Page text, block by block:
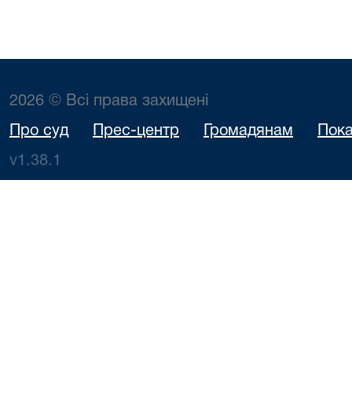
2026 © Всі права захищені
Про суд Прес-центр Громадянам
v1.38.1